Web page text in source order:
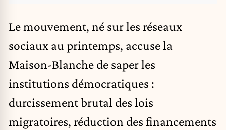
Le mouvement, né sur les réseaux
sociaux au printemps, accuse la
Maison-Blanche de saper les
institutions démocratiques :
durcissement brutal des lois
migratoires, réduction des financements